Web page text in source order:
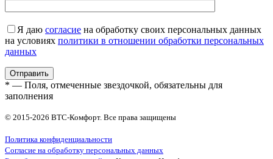
Я даю согласие на обработку своих персональных данных
на условиях политики в отношении обработки персональных
данных
* — Поля, отмеченные звездочкой, обязательны для
заполнения
© 2015-2026 ВТС-Комфорт. Все права защищены
Политика конфиденциальности
Согласие на обработку персональных данных